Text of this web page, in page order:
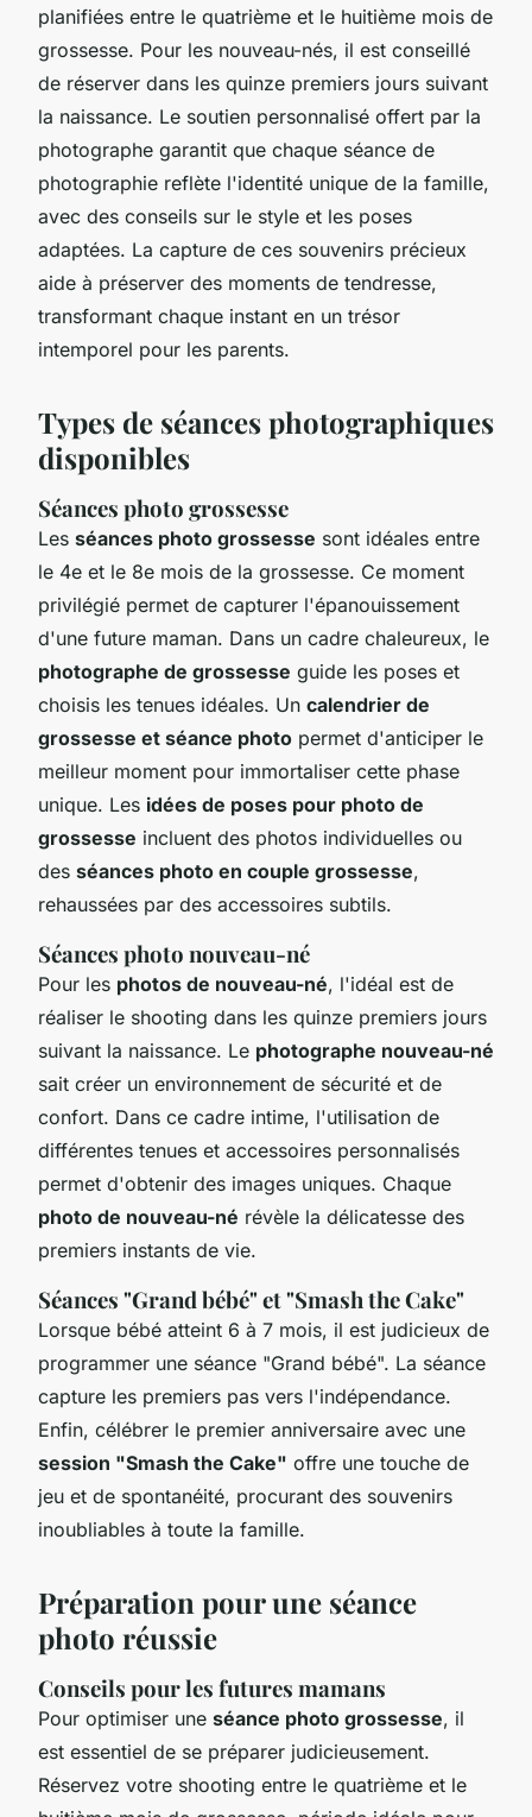
planifiées entre le quatrième et le huitième mois de
grossesse. Pour les nouveau-nés, il est conseillé
de réserver dans les quinze premiers jours suivant
la naissance. Le soutien personnalisé offert par la
photographe garantit que chaque séance de
photographie reflète l'identité unique de la famille,
avec des conseils sur le style et les poses
adaptées. La capture de ces souvenirs précieux
aide à préserver des moments de tendresse,
transformant chaque instant en un trésor
intemporel pour les parents.
Types de séances photographiques
disponibles
Séances photo grossesse
Les séances photo grossesse sont idéales entre
le 4e et le 8e mois de la grossesse. Ce moment
privilégié permet de capturer l'épanouissement
d'une future maman. Dans un cadre chaleureux, le
photographe de grossesse guide les poses et
choisis les tenues idéales. Un calendrier de
grossesse et séance photo permet d'anticiper le
meilleur moment pour immortaliser cette phase
unique. Les idées de poses pour photo de
grossesse incluent des photos individuelles ou
des séances photo en couple grossesse,
rehaussées par des accessoires subtils.
Séances photo nouveau-né
Pour les photos de nouveau-né, l'idéal est de
réaliser le shooting dans les quinze premiers jours
suivant la naissance. Le photographe nouveau-né
sait créer un environnement de sécurité et de
confort. Dans ce cadre intime, l'utilisation de
différentes tenues et accessoires personnalisés
permet d'obtenir des images uniques. Chaque
photo de nouveau-né révèle la délicatesse des
premiers instants de vie.
Séances "Grand bébé" et "Smash the Cake"
Lorsque bébé atteint 6 à 7 mois, il est judicieux de
programmer une séance "Grand bébé". La séance
capture les premiers pas vers l'indépendance.
Enfin, célébrer le premier anniversaire avec une
session "Smash the Cake" offre une touche de
jeu et de spontanéité, procurant des souvenirs
inoubliables à toute la famille.
Préparation pour une séance
photo réussie
Conseils pour les futures mamans
Pour optimiser une séance photo grossesse, il
est essentiel de se préparer judicieusement.
Réservez votre shooting entre le quatrième et le